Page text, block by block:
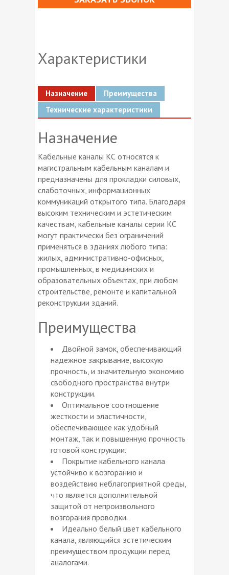
Характеристики
Назначение
Преимущества
Технические характеристики
Назначение
Кабельные каналы КС относятся к
магистральным кабельным каналам и
предназначены для прокладки силовых,
слаботочных, информационных
коммуникаций открытого типа. Благодаря
высоким техническим и эстетическим
качествам, кабельные каналы серии КС
могут практически без ограничений
применяться в зданиях любого типа:
жилых, административно-офисных,
промышленных, в медицинских и
образовательных объектах, при любом
строительстве, ремонте и капитальной
реконструкции зданий.
Преимущества
Двойной замок, обеспечивающий
надежное закрывание, высокую
прочность, и значительную экономию
свободного пространства внутри
конструкции.
Оптимальное соотношение
жесткости и эластичности,
обеспечивающее как удобный
монтаж, так и повышенную прочность
готовой конструкции.
Покрытие кабельного канала
устойчиво к возгоранию и
воздействию неблагоприятной среды,
что является дополнительной
защитой от непроизвольного
возгорания проводки.
Идеально белый цвет кабельного
канала, являющийся эстетическим
преимуществом продукции перед
аналогами.